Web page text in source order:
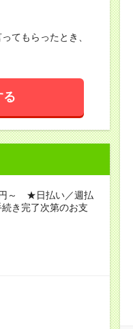
てもらったとき、
る
～ ★日払い／週払
き完了次第のお支